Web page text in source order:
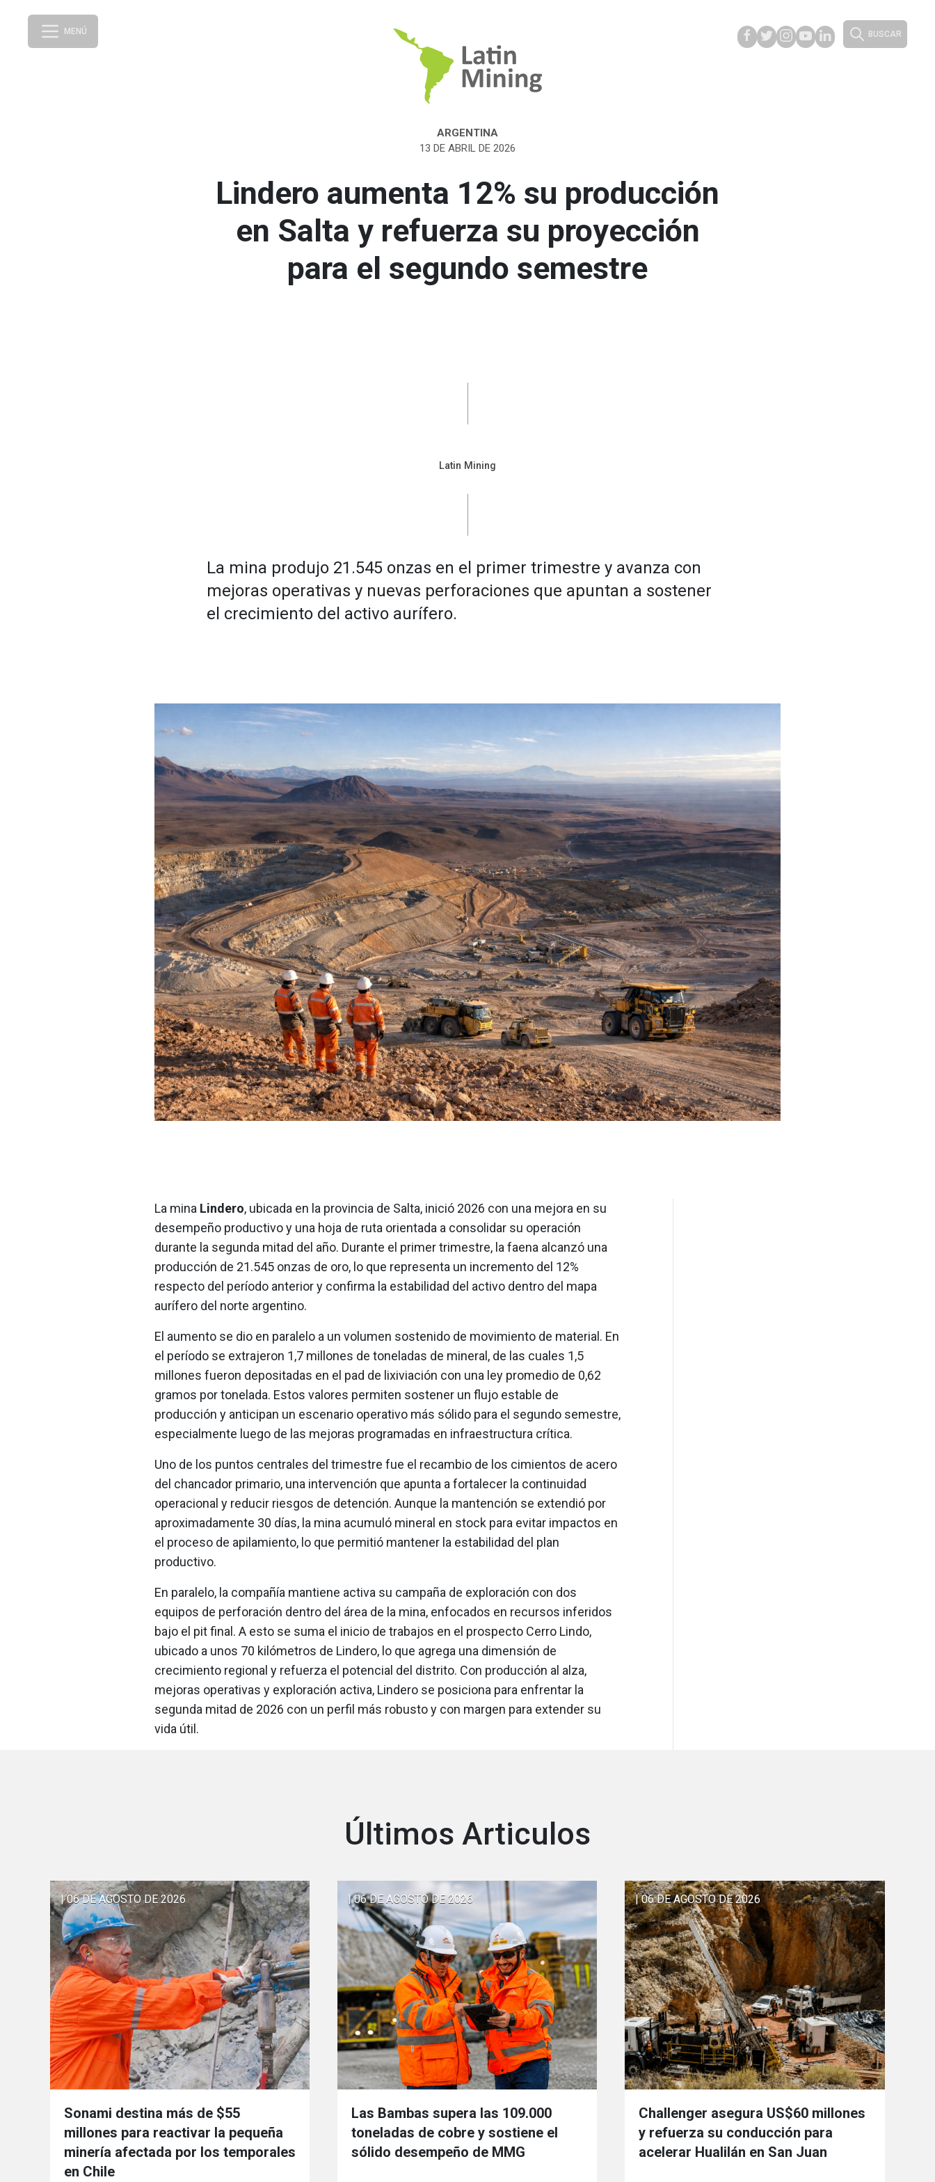
MENÚ BUSCAR
ARGENTINA
13 DE ABRIL DE 2026
Lindero aumenta 12% su producción
en Salta y refuerza su proyección
para el segundo semestre
Latin Mining
La mina produjo 21.545 onzas en el primer trimestre y avanza con
mejoras operativas y nuevas perforaciones que apuntan a sostener
el crecimiento del activo aurífero.
La mina Lindero, ubicada en la provincia de Salta, inició 2026 con una mejora en su
desempeño productivo y una hoja de ruta orientada a consolidar su operación
durante la segunda mitad del año. Durante el primer trimestre, la faena alcanzó una
producción de 21.545 onzas de oro, lo que representa un incremento del 12%
respecto del período anterior y confirma la estabilidad del activo dentro del mapa
aurífero del norte argentino.
El aumento se dio en paralelo a un volumen sostenido de movimiento de material. En
el período se extrajeron 1,7 millones de toneladas de mineral, de las cuales 1,5
millones fueron depositadas en el pad de lixiviación con una ley promedio de 0,62
gramos por tonelada. Estos valores permiten sostener un flujo estable de
producción y anticipan un escenario operativo más sólido para el segundo semestre,
especialmente luego de las mejoras programadas en infraestructura crítica.
Uno de los puntos centrales del trimestre fue el recambio de los cimientos de acero
del chancador primario, una intervención que apunta a fortalecer la continuidad
operacional y reducir riesgos de detención. Aunque la mantención se extendió por
aproximadamente 30 días, la mina acumuló mineral en stock para evitar impactos en
el proceso de apilamiento, lo que permitió mantener la estabilidad del plan
productivo.
En paralelo, la compañía mantiene activa su campaña de exploración con dos
equipos de perforación dentro del área de la mina, enfocados en recursos inferidos
bajo el pit final. A esto se suma el inicio de trabajos en el prospecto Cerro Lindo,
ubicado a unos 70 kilómetros de Lindero, lo que agrega una dimensión de
crecimiento regional y refuerza el potencial del distrito. Con producción al alza,
mejoras operativas y exploración activa, Lindero se posiciona para enfrentar la
segunda mitad de 2026 con un perfil más robusto y con margen para extender su
vida útil.
Últimos Articulos
| 06 DE AGOSTO DE 2026
Sonami destina más de $55
millones para reactivar la pequeña
minería afectada por los temporales
en Chile
| 06 DE AGOSTO DE 2026
Las Bambas supera las 109.000
toneladas de cobre y sostiene el
sólido desempeño de MMG
| 06 DE AGOSTO DE 2026
Challenger asegura US$60 millones
y refuerza su conducción para
acelerar Hualilán en San Juan